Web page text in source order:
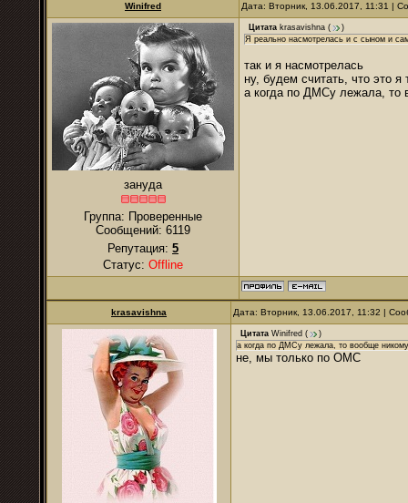
Winifred Дата: Вторник, 13.06.2017, 11:31 |
зануда
Группа: Проверенные
Сообщений: 6119
Репутация: 5
Статус: Offline
Цитата krasavishna (
)
Я реально насмотрелась и с сыном и
так и я насмотрелась
ну, будем считать, что это
а когда по ДМСу лежала, то
krasavishna Дата: Вторник, 13.06.2017, 11:32 |
Цитата Winifred (
)
а когда по ДМСу лежала, то вообще
не, мы только по ОМС